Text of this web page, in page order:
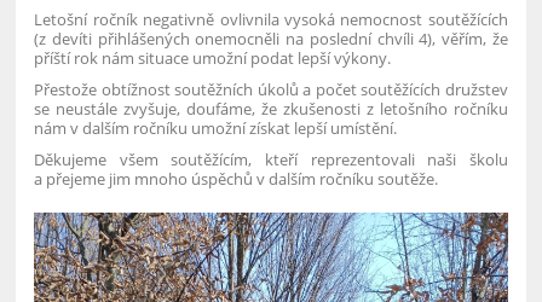
Letošní ročník negativně ovlivnila vysoká nemocnost soutěžících
(z devíti přihlášených onemocněli na poslední chvíli 4), věřím, že
příští rok nám situace umožní podat lepší výkony.
Přestože obtížnost soutěžních úkolů a počet soutěžících družstev
se neustále zvyšuje, doufáme, že zkušenosti z letošního ročníku
nám v dalším ročníku umožní získat lepší umístění.
Děkujeme všem soutěžícím, kteří reprezentovali naši školu
a přejeme jim mnoho úspěchů v dalším ročníku soutěže.